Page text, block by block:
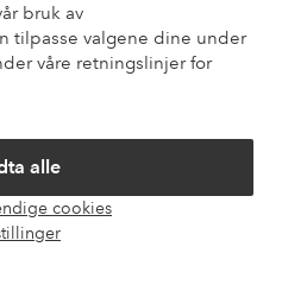
bruk av
tilpasse valgene dine under
våre retningslinjer for
alle
cookies